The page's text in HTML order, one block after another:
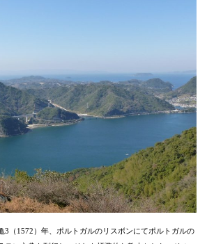
3（1572）年、ポルトガルのリスボンにてポルトガルの